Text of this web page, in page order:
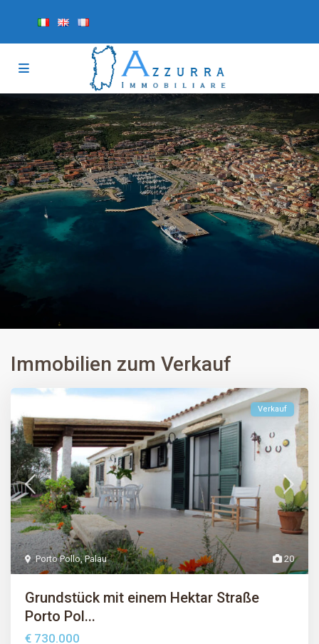
Immobilien zum Verkauf
20
Porto Pollo,Palau
Verkauf
Grundstück mit einem Hektar Straße
Porto Pol...
€ 730.000